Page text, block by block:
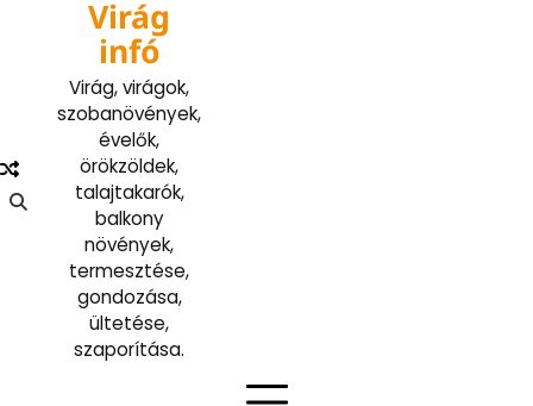
Virág
infó
Virág, virágok,
szobanövények,
évelők,
örökzöldek,
talajtakarók,
balkony
növények,
termesztése,
gondozása,
ültetése,
szaporítása.